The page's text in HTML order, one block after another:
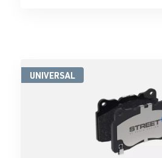
UNIVERSAL